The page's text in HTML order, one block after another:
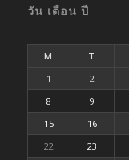
วัน เดือน ปี
M T
1
2
8
9
15
16
22
23